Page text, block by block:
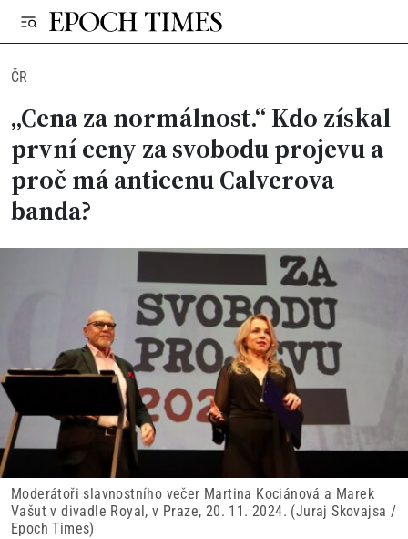
ČR
„Cena za normálnost.“ Kdo získal
první ceny za svobodu projevu a
proč má anticenu Calverova
banda?
Moderátoři slavnostního večer Martina Kociánová a Marek
Vašut v divadle Royal, v Praze, 20. 11. 2024. (Juraj Skovajsa /
Epoch Times)